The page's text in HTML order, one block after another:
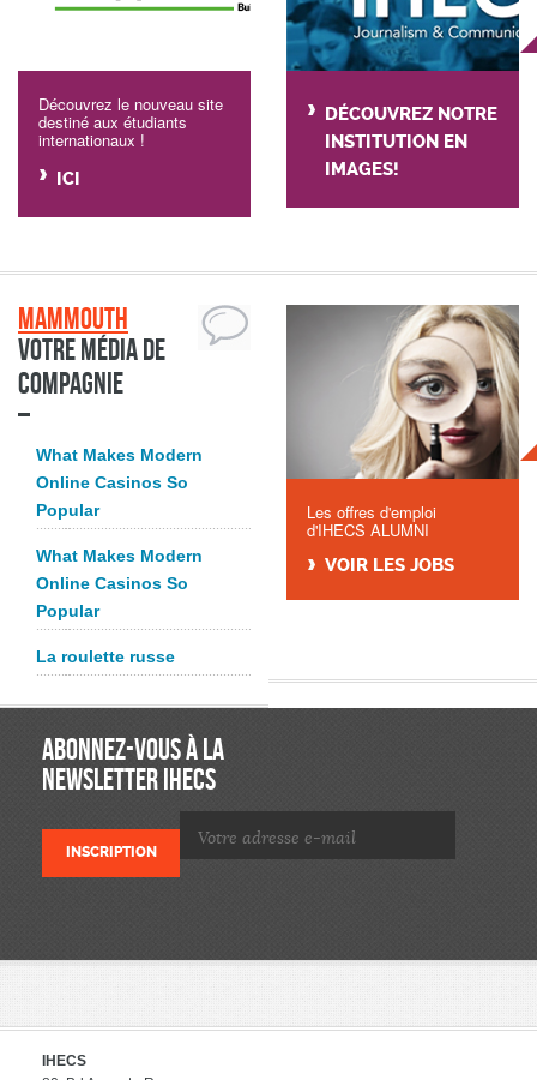
Découvrez le nouveau site
destiné aux étudiants
internationaux !
ICI
DÉCOUVREZ NOTRE
INSTITUTION EN
IMAGES!
Mammouth
Votre média de
compagnie
What Makes Modern
Online Casinos So
Popular
What Makes Modern
Online Casinos So
Popular
La roulette russe
Les offres d'emploi
d'IHECS ALUMNI
VOIR LES JOBS
ABONNEZ-VOUS À LA
NEWSLETTER IHECS
IHECS